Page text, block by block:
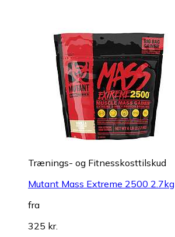
Trænings- og Fitnesskosttilskud
Mutant Mass Extreme 2500 2.7kg
fra
325 kr.